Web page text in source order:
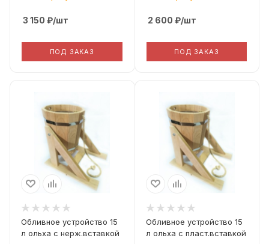
3 150 ₽/шт
ПОД ЗАКАЗ
2 600 ₽/шт
ПОД ЗАКАЗ
Длина, мм
Ширина, мм
Обливное устройство 15
л ольха с нерж.вставкой
Ольха
Обливное устройство 15
л ольха с пласт.вставкой